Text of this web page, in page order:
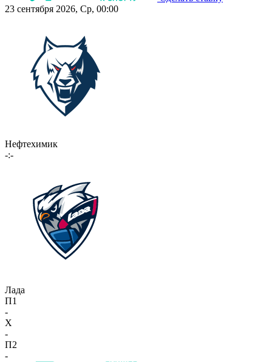
23 сентября 2026, Ср, 00:00
Нефтехимик
-:-
Лада
П1
-
X
-
П2
-